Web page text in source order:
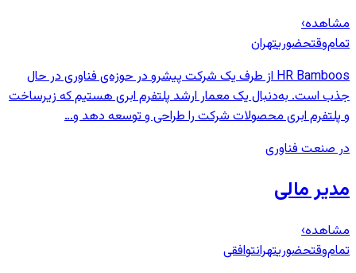
مشاهده›
تمام‌وقتحضوریتهران
HR Bamboos از طرف یک شرکت پیشرو در حوزه‌ی فناوری در حال
جذب است. به‌دنبال یک معمار ارشد پلتفرم ابری هستیم که زیرساخت
و پلتفرم ابری محصولات شرکت را طراحی و توسعه دهد و…
در صنعت فناوری
مدیر مالی
مشاهده›
تمام‌وقتحضوریتهرانتوافقی